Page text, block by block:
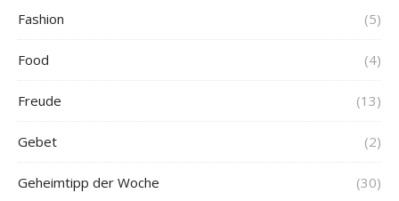
Fashion (5)
Food (4)
Freude (13)
Gebet (2)
Geheimtipp der Woche (30)